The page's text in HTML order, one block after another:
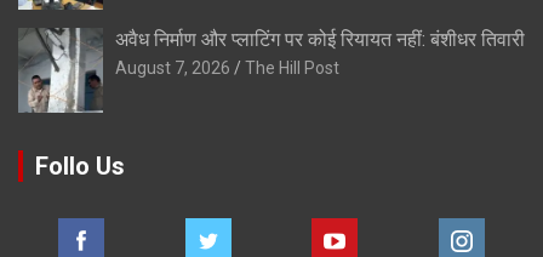
अवैध निर्माण और प्लाटिंग पर कोई रियायत नहीं: बंशीधर तिवारी
August 7, 2026 The Hill Post
Follo Us